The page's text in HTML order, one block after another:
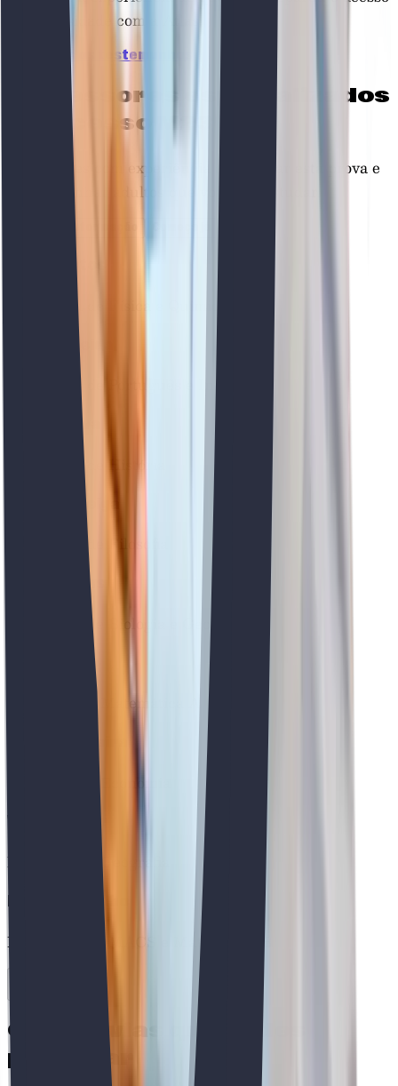
à universidade com a Atlas.
Ver todos os testemunhos
Professores especializados
acesso M23
Professores com experiência a preparar esta prova e
a acompanhar adultos que voltam a estudar.
Solicitar informação
Sofia Santos
Professora de Física e Química
Filipa Almeida
Professora de Português e Inglês
Carina Silva
Professora de História
Gabriela Veiga
Professora de Filosofia
Natali Lucas
Professora de Biologia e Geologia
Pedro Leite
Professor de Matemática A
André Ferreira
Professor de Economia
Vasco Xavier
Professor de Geografia
Maria Carvalho
Professora de MACS e Matemática B
Outras vias que podes
preparar